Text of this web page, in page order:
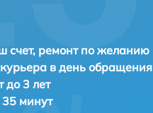
счет, ремонт по желанию
в день обращения
до 3 лет
минут